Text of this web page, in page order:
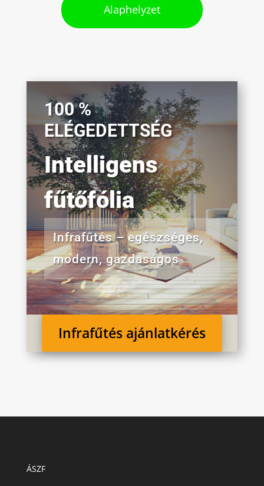
Alaphelyzet
100 %
ELÉGEDETTSÉG
Intelligens
fűtőfólia
Infrafűtés – egészséges,
modern, gazdaságos
Infrafűtés ajánlatkérés
ÁSZF